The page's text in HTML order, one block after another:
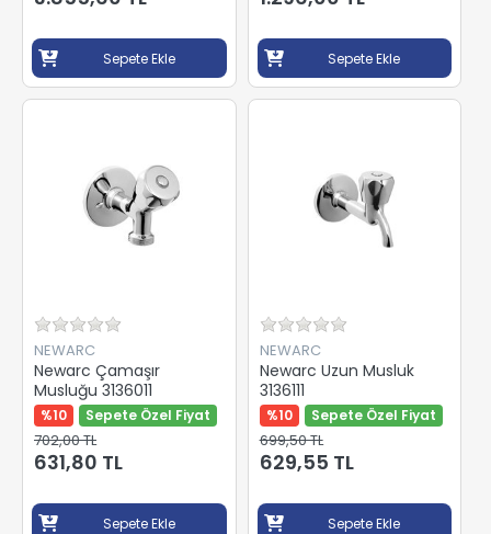
Sepete Ekle Sepete Ekle
NEWARC
Newarc Çamaşır
Musluğu 3136011
%10 Sepete Özel Fiyat
702,00 TL
631,80 TL
Sepete Ekle
NEWARC
Newarc Uzun Musluk
3136111
%10 Sepete Özel Fiyat
699,50 TL
629,55 TL
Sepete Ekle